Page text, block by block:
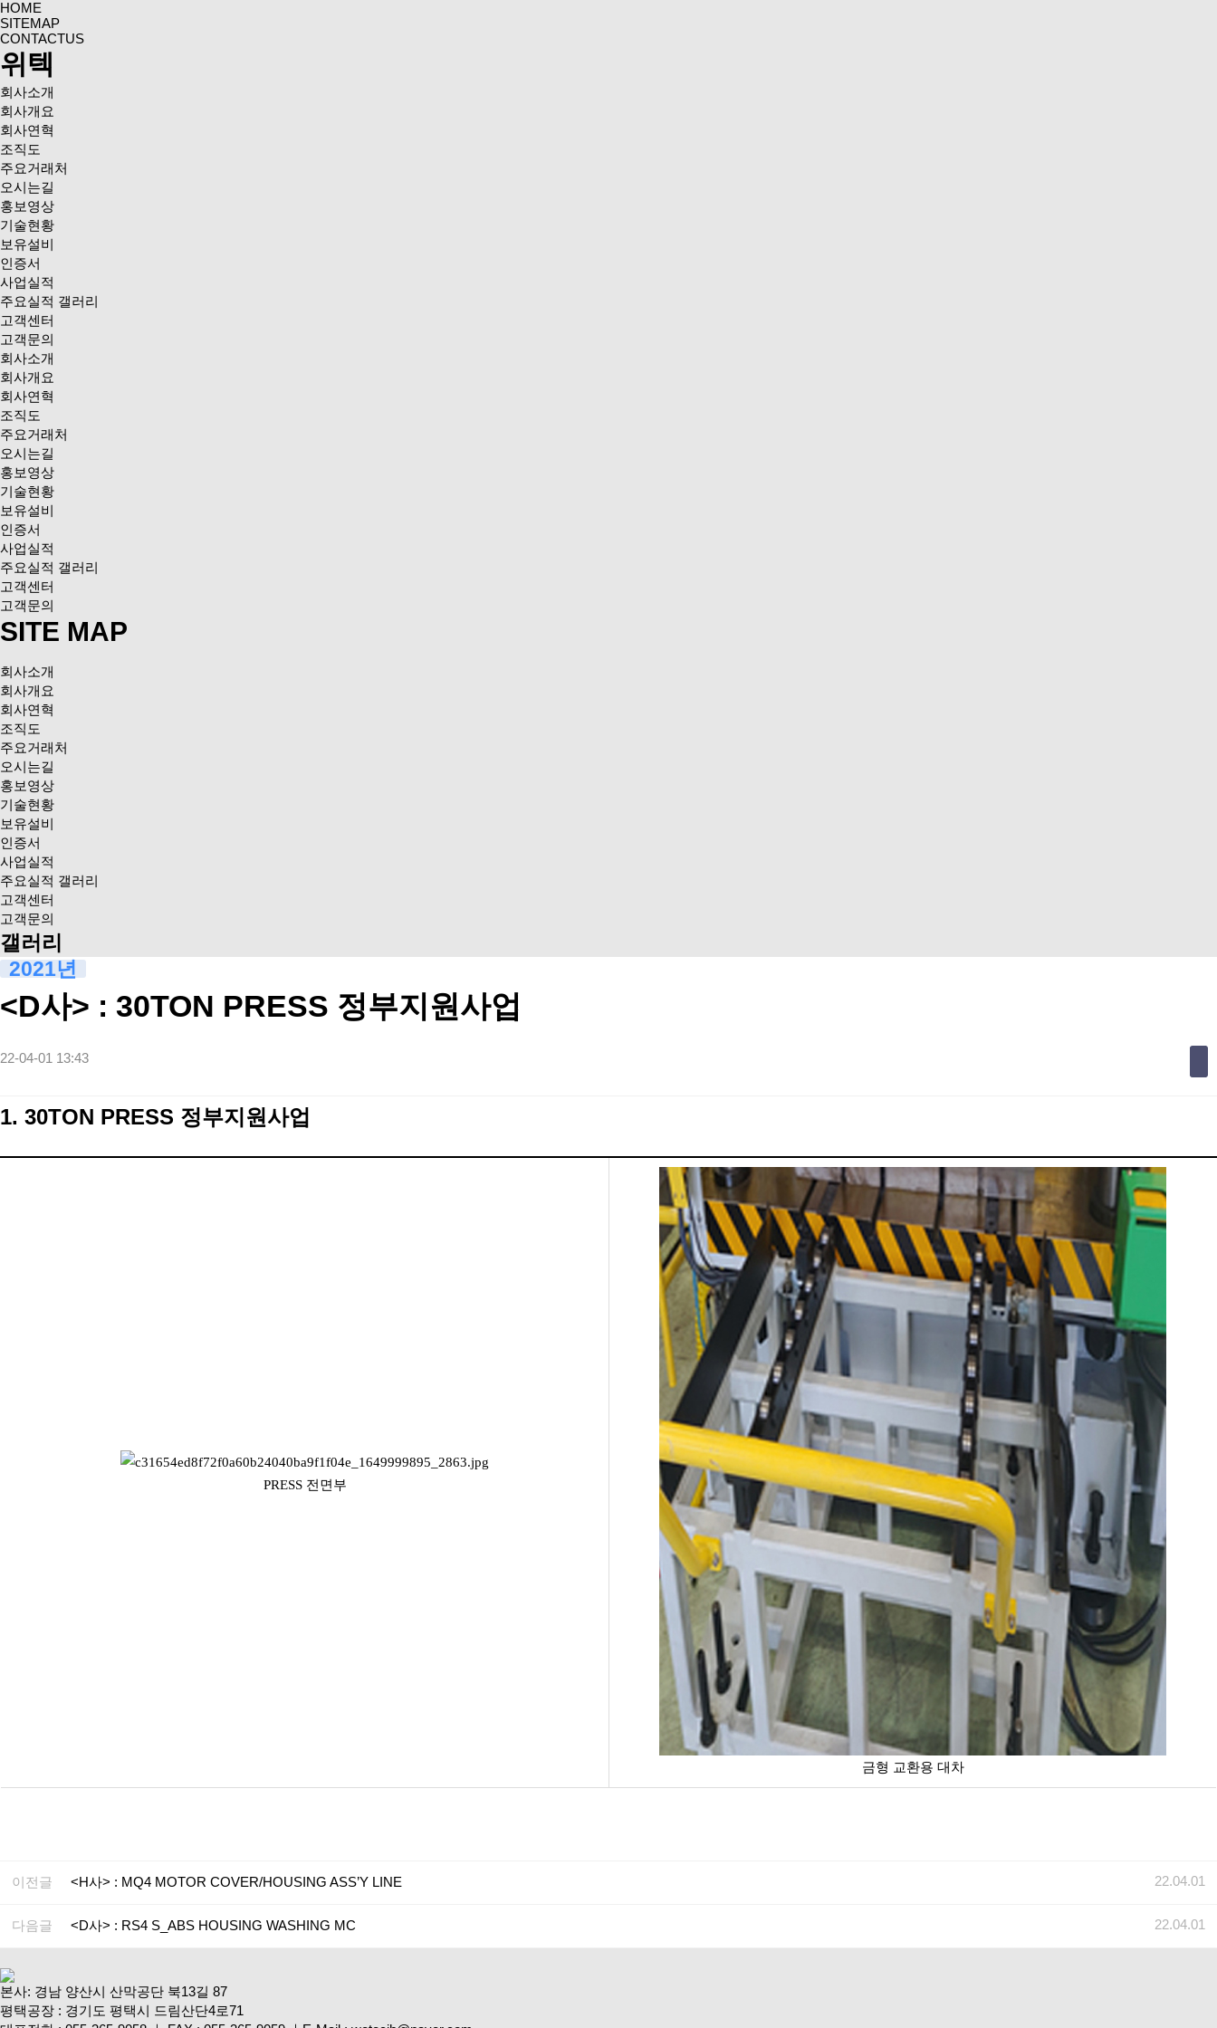
HOME
SITEMAP
CONTACTUS
위텍
회사소개
회사개요
회사연혁
조직도
주요거래처
오시는길
홍보영상
기술현황
보유설비
인증서
사업실적
주요실적 갤러리
고객센터
고객문의
회사소개
회사개요
회사연혁
조직도
주요거래처
오시는길
홍보영상
기술현황
보유설비
인증서
사업실적
주요실적 갤러리
고객센터
고객문의
SITE MAP
회사소개
회사개요
회사연혁
조직도
주요거래처
오시는길
홍보영상
기술현황
보유설비
인증서
사업실적
주요실적 갤러리
고객센터
고객문의
갤러리
2021년
<D사> : 30TON PRESS 정부지원사업
22-04-01 13:43
1. 30TON PRESS 정부지원사업
PRESS 전면부
금형 교환용 대차
이전글 <H사> : MQ4 MOTOR COVER/HOUSING ASS’Y LINE 22.04.01
다음글 <D사> : RS4 S_ABS HOUSING WASHING MC 22.04.01
본사: 경남 양산시 산막공단 북13길 87
평택공장 : 경기도 평택시 드림산단4로71